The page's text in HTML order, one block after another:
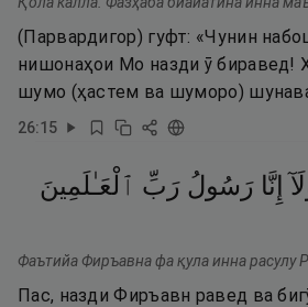
(Парвардигор) гуфт: «Чунин
нишонаҳои Мо назди ӯ биравед!
шумо (ҳастем ва шуморо)
26:15
إِنَّا رَسُولُ رَبِّ ٱلْعَـٰلَمِينَ
Фаътийа Фиръавна фа қула инна расулу
Пас, назди Фиръавн равед ва